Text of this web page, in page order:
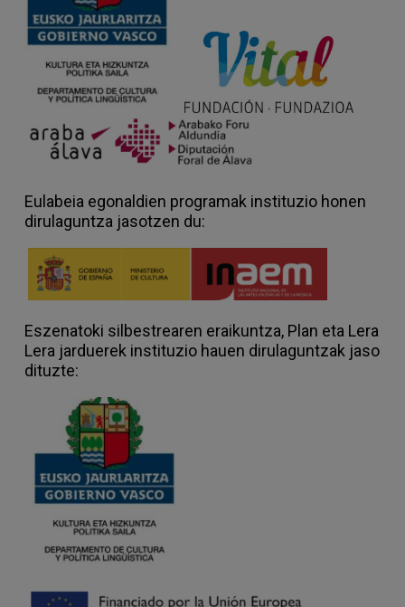
Eulabeia egonaldien programak instituzio honen
dirulaguntza jasotzen du:
Eszenatoki silbestrearen eraikuntza, Plan eta Lera
Lera jarduerek instituzio hauen dirulaguntzak jaso
dituzte: